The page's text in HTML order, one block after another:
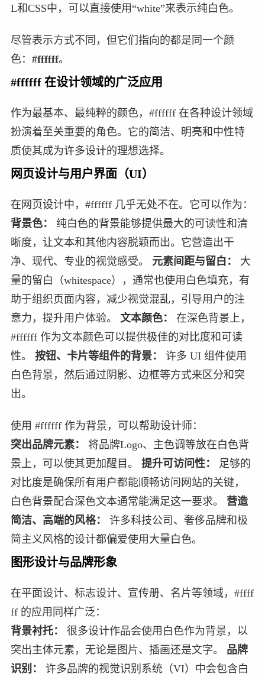
L和CSS中，可以直接使用“white”来表示纯白色。
尽管表示方式不同，但它们指向的都是同一个颜
色： #ffffff。
#ffffff 在设计领域的广泛应用
作为最基本、最纯粹的颜色，#ffffff 在各种设计领域
扮演着至关重要的角色。它的简洁、明亮和中性特
质使其成为许多设计的理想选择。
网页设计与用户界面（UI）
在网页设计中，#ffffff 几乎无处不在。它可以作为：
背景色：
纯白色的背景能够提供最大的可读性和清
晰度，让文本和其他内容脱颖而出。它营造出干
净、现代、专业的视觉感受。 元素间距与留白：
大
量的留白（whitespace），通常也使用白色填充，有
助于组织页面内容，减少视觉混乱，引导用户的注
意力，提升用户体验。 文本颜色：
在深色背景上，
#ffffff 作为文本颜色可以提供极佳的对比度和可读
性。 按钮、卡片等组件的背景：
许多 UI 组件使用
白色背景，然后通过阴影、边框等方式来区分和突
出。
使用 #ffffff 作为背景，可以帮助设计师：
突出品牌元素：
将品牌Logo、主色调等放在白色背
景上，可以使其更加醒目。 提升可访问性：
足够的
对比度是确保所有用户都能顺畅访问网站的关键，
白色背景配合深色文本通常能满足这一要求。 营造
简洁、高端的风格：
许多科技公司、奢侈品牌和极
简主义风格的设计都偏爱使用大量白色。
图形设计与品牌形象
在平面设计、标志设计、宣传册、名片等领域，#ffff
ff 的应用同样广泛：
背景衬托：
很多设计作品会使用白色作为背景，以
突出主体元素，无论是图片、插画还是文字。 品牌
识别：
许多品牌的视觉识别系统（VI）中会包含白